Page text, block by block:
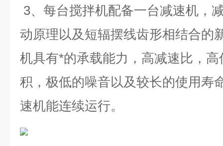
3、每台搅拌机配备一台减速机，
动原理以及短辐摆线齿形相结合的
机具有*的承载能力，高减速比，
积，极低的噪音以及较长的使用寿
速机能连续运行。